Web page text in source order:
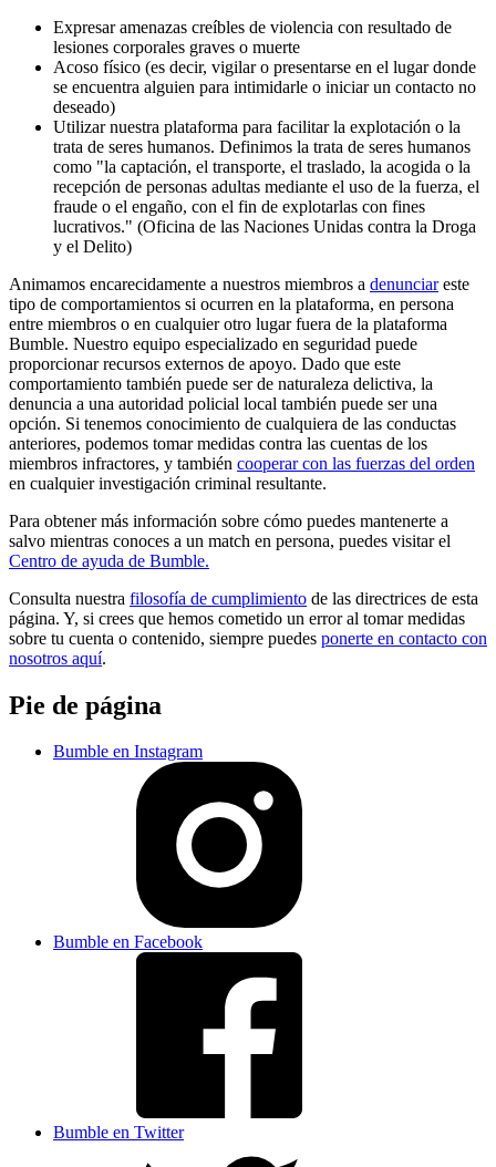
Expresar amenazas creíbles de violencia con resultado de
lesiones corporales graves o muerte
Acoso físico (es decir, vigilar o presentarse en el lugar donde
se encuentra alguien para intimidarle o iniciar un contacto no
deseado)
Utilizar nuestra plataforma para facilitar la explotación o la
trata de seres humanos. Definimos la trata de seres humanos
como "la captación, el transporte, el traslado, la acogida o la
recepción de personas adultas mediante el uso de la fuerza, el
fraude o el engaño, con el fin de explotarlas con fines
lucrativos." (Oficina de las Naciones Unidas contra la Droga
y el Delito)
Animamos encarecidamente a nuestros miembros a denunciareste
tipo de comportamientos si ocurren en la plataforma, en persona
entre miembros o en cualquier otro lugar fuera de la plataforma
Bumble. Nuestro equipo especializado en seguridad puede
proporcionar recursos externos de apoyo. Dado que este
comportamiento también puede ser de naturaleza delictiva, la
denuncia a una autoridad policial local también puede ser una
opción. Si tenemos conocimiento de cualquiera de las conductas
anteriores, podemos tomar medidas contra las cuentas de los
miembros infractores, y también cooperar con las fuerzas del orden
en cualquier investigación criminal resultante.
Para obtener más información sobre cómo puedes mantenerte a
salvo mientras conoces a un match en persona, puedes visitar el
Centro de ayuda de Bumble.
Consulta nuestra filosofía de cumplimiento de las directrices de esta
página. Y, si crees que hemos cometido un error al tomar medidas
sobre tu cuenta o contenido, siempre puedes ponerte en contacto con
nosotros aquí.
Pie de página
Bumble en Instagram
Bumble en Facebook
Bumble en Twitter